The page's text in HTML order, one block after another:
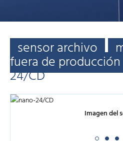
sensor archivo
fuera de producción
24/CD
Imagen del